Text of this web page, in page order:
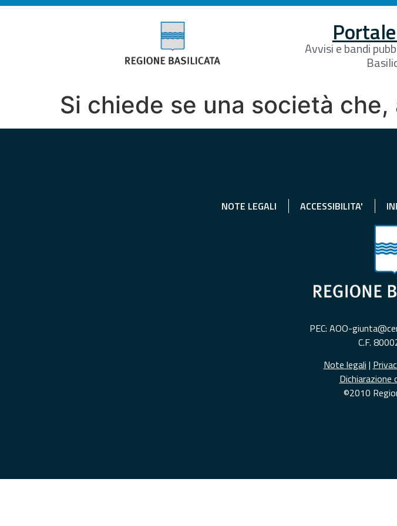
Avvisi e bandi
Si chiede se una società
NOTE LEGALI ACCESSIBILITA'
PEC: AOO-
C.F.
Note legali |
Dichiarazione
©2010